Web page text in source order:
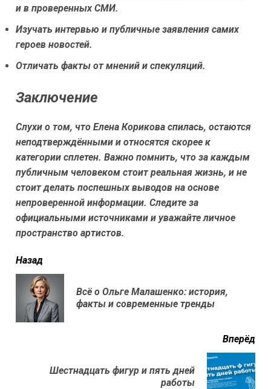
и в проверенных СМИ.
Изучать интервью и публичные заявления самих
героев новостей.
Отличать факты от мнений и спекуляций.
Заключение
Слухи о том, что Елена Корикова спилась, остаются
неподтверждёнными и относятся скорее к
категории сплетен. Важно помнить, что за каждым
публичным человеком стоит реальная жизнь, и не
стоит делать поспешных выводов на основе
непроверенной информации. Следите за
официальными источниками и уважайте личное
пространство артистов.
читать
еще
Назад
Всё о Ольге Малашенко: история,
факты и современные тренды
Вперёд
Шестнадцать фигур и пять дней
работы